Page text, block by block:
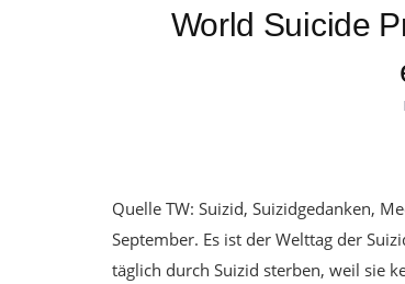
World Suicide
Quelle TW: Suizid, Suizidgedanken,
September. Es ist der Welttag der
täglich durch Suizid sterben, weil sie